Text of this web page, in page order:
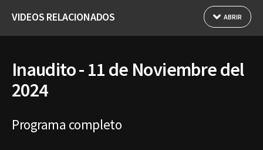
VIDEOS RELACIONADOS ABRIR
Inaudito - 11 de Noviembre del
2024
Programa completo